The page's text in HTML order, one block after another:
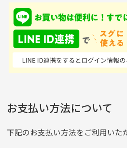
て、ここまでゴルフブラ
ンドの取り扱いがあるの
はすごい。 毎日たくさ
んの商品がアップされて
いるので新作チェックす
て
い
た
れ
入金確認後商品発送となり
※土曜、日曜、祝日は入金確認及
せん。
尚、お振込み手数料はお客様ご負
商品発送となります。
ご注文頂いてから7日以内
りますのでご了承くださいませ。
支店名
和歌山支店
申し込まれた商品と届いた商品
商品説明に記載されていない汚
の場合
お支払い方法について
下記のお支払い方法をご利用いた